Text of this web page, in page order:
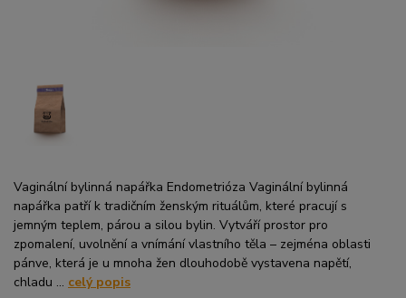
Vaginální bylinná napářka Endometrióza Vaginální bylinná
napářka patří k tradičním ženským rituálům, které pracují s
jemným teplem, párou a silou bylin. Vytváří prostor pro
zpomalení, uvolnění a vnímání vlastního těla – zejména oblasti
pánve, která je u mnoha žen dlouhodobě vystavena napětí,
chladu ... celý popis